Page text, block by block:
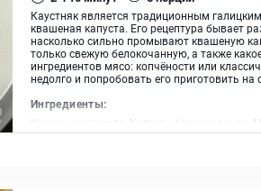
Каустняк является традиционным
квашеная капуста. Его рецептура бывает
насколько сильно промывают квашеную
только свежую белокочанную, а также
ингредиентов мясо: копчёности или
недолго и попробовать его приготовить
Ингредиенты:
Куриные четверти, Капуста белокочанная,